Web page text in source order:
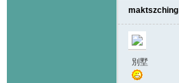
maktszching
別墅